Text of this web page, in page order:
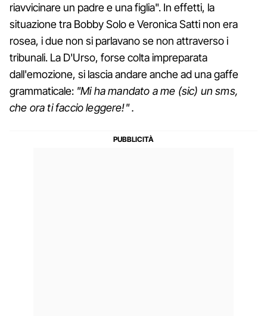
riavvicinare un padre e una figlia". In effetti, la
situazione tra Bobby Solo e Veronica Satti non era
rosea, i due non si parlavano se non attraverso i
tribunali. La D'Urso, forse colta impreparata
dall'emozione, si lascia andare anche ad una gaffe
grammaticale: "Mi ha mandato a me (sic) un sms,
che ora ti faccio leggere!" .